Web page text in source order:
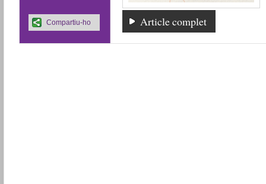
Article complet
Compartiu-ho